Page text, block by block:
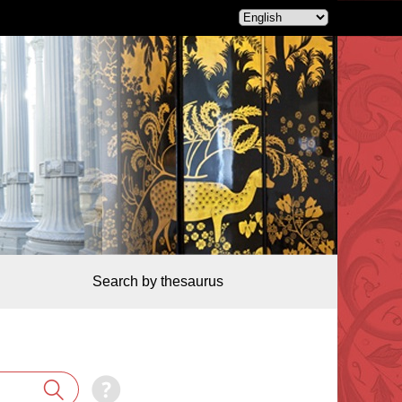
Search by thesaurus